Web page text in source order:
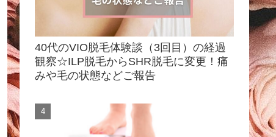
40代のVIO脱毛体験談（3回目）の経過
観察☆ILP脱毛からSHR脱毛に変更！痛
みや毛の状態などご報告